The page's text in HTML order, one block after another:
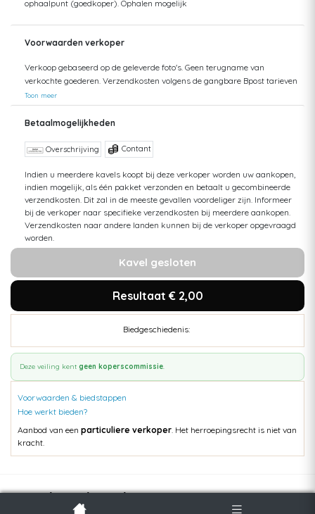
ophaalpunt (goedkoper). Ophalen mogelijk
Voorwaarden verkoper
Verkoop gebaseerd op de geleverde foto's. Geen terugname van
verkochte goederen. Verzendkosten volgens de gangbare Bpost tarieven
Toon meer
Betaalmogelijkheden
Overschrijving Contant
Indien u meerdere kavels koopt bij deze verkoper worden uw aankopen,
indien mogelijk, als één pakket verzonden en betaalt u gecombineerde
verzendkosten. Dit zal in de meeste gevallen voordeliger zijn. Informeer
bij de verkoper naar specifieke verzendkosten bij meerdere aankopen.
Verzendkosten naar andere landen kunnen bij de verkoper opgevraagd
worden.
Kavel gesloten
Resultaat € 2,00
Biedgeschiedenis:
Deze veiling kent geen koperscommissie.
Voorwaarden & biedstappen
Hoe werkt bieden?
Aanbod van een particuliere verkoper. Het herroepingsrecht is niet van
kracht.
Populaire kavels